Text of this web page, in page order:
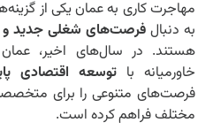
مهاجرت کاری به عمان یکی از
به دنبال فرصت‌های شغلی جدید و
هستند. در سال‌های اخیر،
خاورمیانه با توسعه اقتصادی
فرصت‌های متنوعی را برای
مختلف فراهم کرده است.